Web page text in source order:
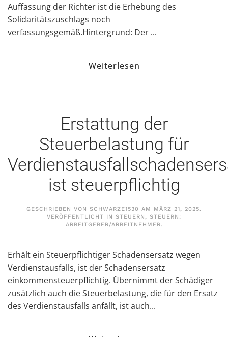
Auffassung der Richter ist die Erhebung des
Solidaritätszuschlags noch
verfassungsgemäß.Hintergrund: Der ...
Weiterlesen
Erstattung der
Steuerbelastung für
ist steuerpflichtig
GESCHRIEBEN VON SCHWARZE1530 AM MÄRZ 21, 2025.
VERÖFFENTLICHT IN STEUERN, STEUERN:
ARBEITGEBER/ARBEITNEHMER.
Erhält ein Steuerpflichtiger Schadensersatz wegen
Verdienstausfalls, ist der Schadensersatz
einkommensteuerpflichtig. Übernimmt der Schädiger
zusätzlich auch die Steuerbelastung, die für den Ersatz
des Verdienstausfalls anfällt, ist auch...